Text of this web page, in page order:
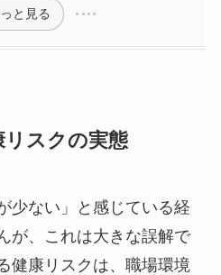
と見る
リスクの実態
少ない」と感じている経
が、これは大きな誤解で
健康リスクは、職場環境